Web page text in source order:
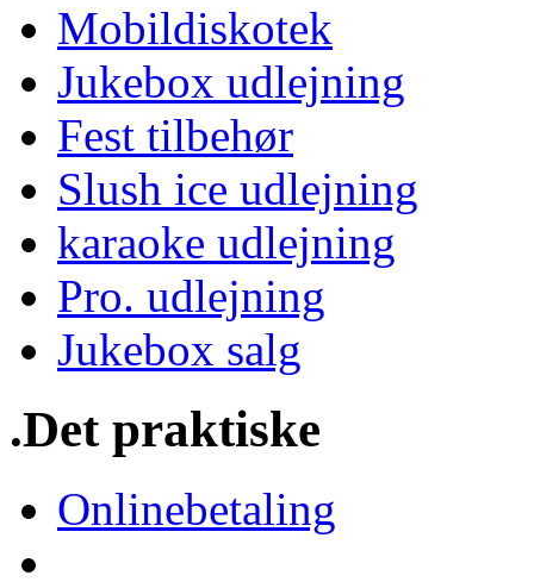
Mobildiskotek
Jukebox udlejning
Fest tilbehør
Slush ice udlejning
karaoke udlejning
Pro. udlejning
Jukebox salg
.Det praktiske
Onlinebetaling